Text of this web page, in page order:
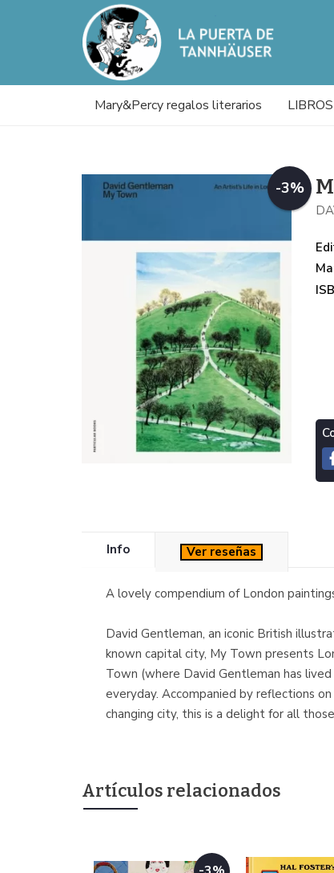
Mary&Percy regalos literarios
-3%
Info Ver reseñas
A lovely compendium of London
David Gentleman, an iconic British
known capital city, My Town presents
Town (where David Gentleman has
everyday. Accompanied by reflections
changing city, this is a delight for all
Artículos relacionados